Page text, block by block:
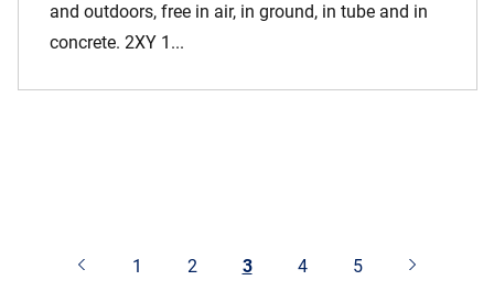
and outdoors, free in air, in ground, in tube and in
concrete. 2XY 1...
1 2 3 4 5